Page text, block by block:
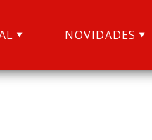
NOVIDADES